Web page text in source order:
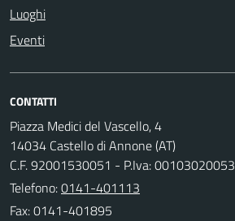
Luoghi
Eventi
CONTATTI
Piazza Medici del Vascello, 4
14034 Castello di Annone (AT)
C.F. 92001530051 - P.Iva: 00103020053
Telefono:0141-401113
Fax: 0141-401895